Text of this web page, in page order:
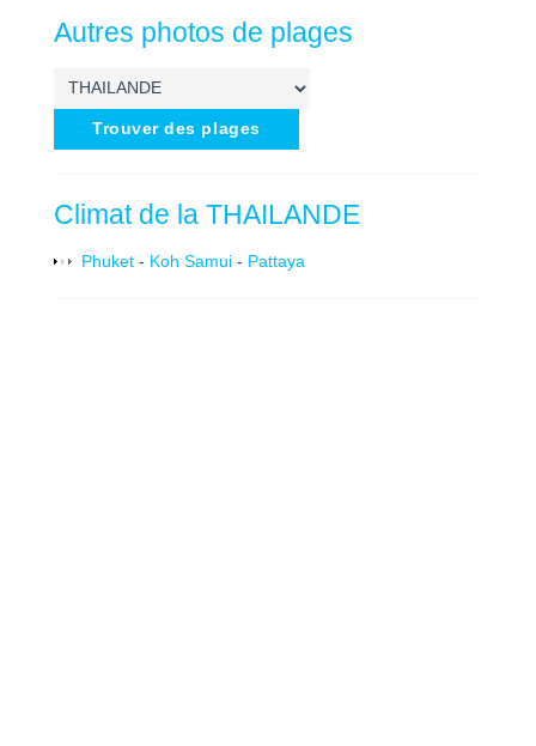
Autres photos de plages
Trouver des plages
Climat de la THAILANDE
Phuket - Koh Samui - Pattaya